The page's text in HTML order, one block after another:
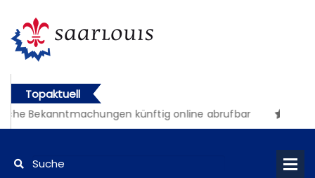
Topaktuell
Bekanntmachungen künftig online abrufbar